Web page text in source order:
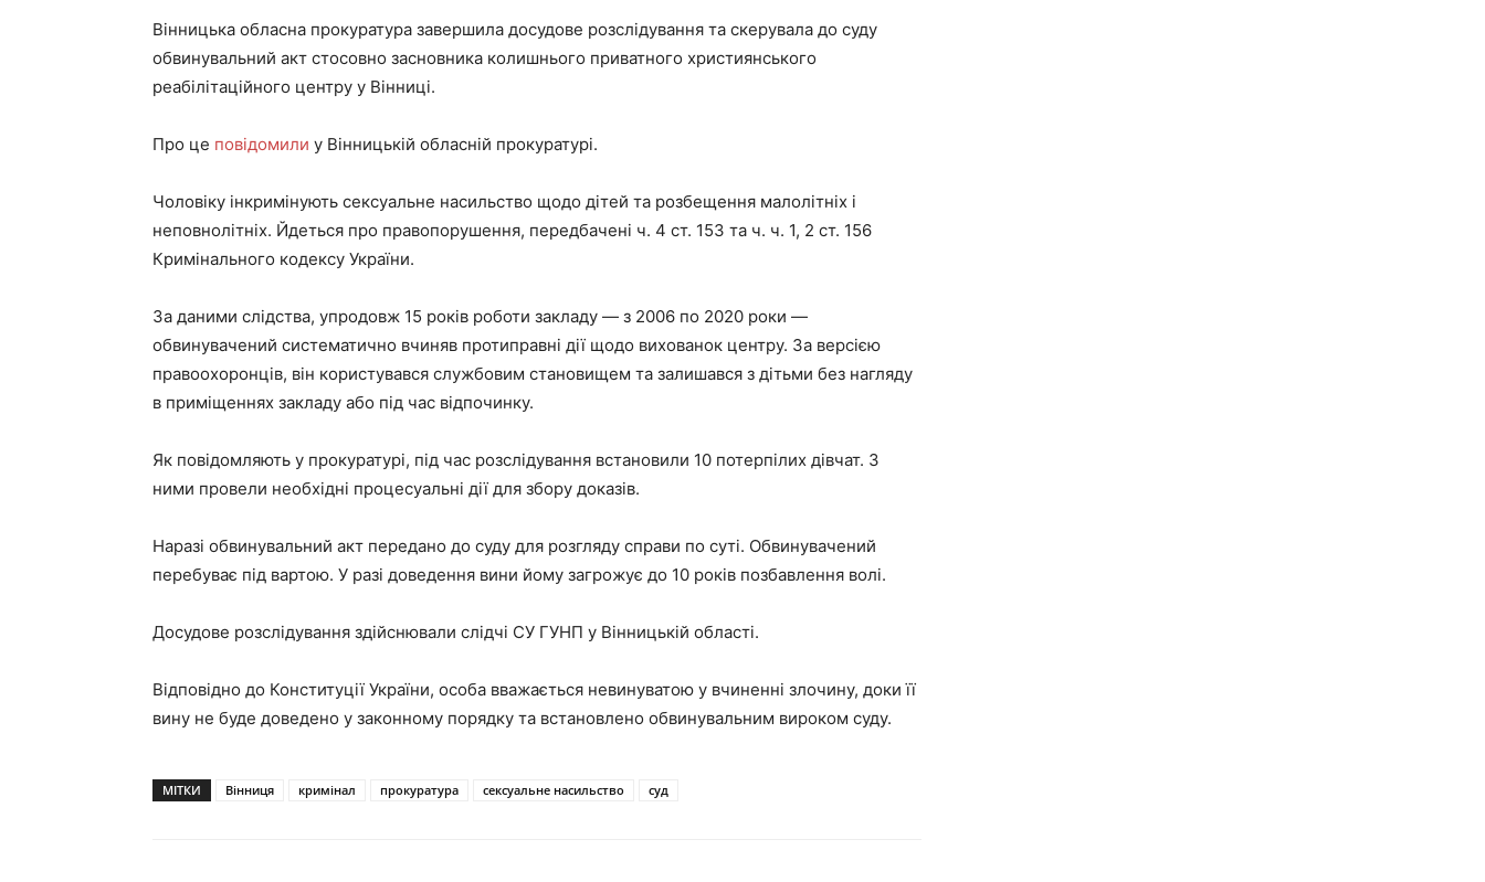
Вінницька обласна прокуратура завершила досудове розслідування та скерувала до суду
обвинувальний акт стосовно засновника колишнього приватного християнського
реабілітаційного центру у Вінниці.
Про це повідомили у Вінницькій обласній прокуратурі.
Чоловіку інкримінують сексуальне насильство щодо дітей та розбещення малолітніх і
неповнолітніх. Йдеться про правопорушення, передбачені ч. 4 ст. 153 та ч. ч. 1, 2 ст. 156
Кримінального кодексу України.
За даними слідства, упродовж 15 років роботи закладу — з 2006 по 2020 роки —
обвинувачений систематично вчиняв протиправні дії щодо вихованок центру. За версією
правоохоронців, він користувався службовим становищем та залишався з дітьми без нагляду
в приміщеннях закладу або під час відпочинку.
Як повідомляють у прокуратурі, під час розслідування встановили 10 потерпілих дівчат. З
ними провели необхідні процесуальні дії для збору доказів.
Наразі обвинувальний акт передано до суду для розгляду справи по суті. Обвинувачений
перебуває під вартою. У разі доведення вини йому загрожує до 10 років позбавлення волі.
Досудове розслідування здійснювали слідчі СУ ГУНП у Вінницькій області.
Відповідно до Конституції України, особа вважається невинуватою у вчиненні злочину, доки її
вину не буде доведено у законному порядку та встановлено обвинувальним вироком суду.
МІТКИ Вінниця кримінал прокуратура сексуальне насильство суд